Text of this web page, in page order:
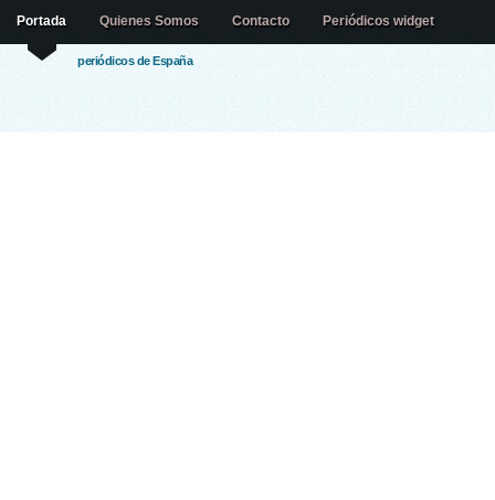
periódicos de España
Portada Quienes Somos Contacto Periódicos widget